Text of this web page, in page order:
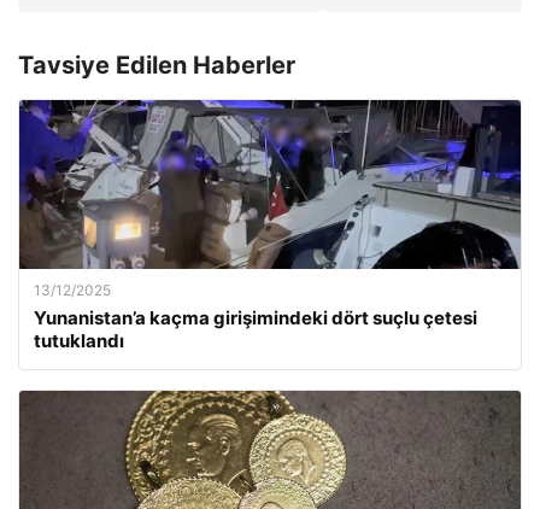
Tavsiye Edilen Haberler
13/12/2025
Yunanistan’a kaçma girişimindeki dört suçlu çetesi
tutuklandı